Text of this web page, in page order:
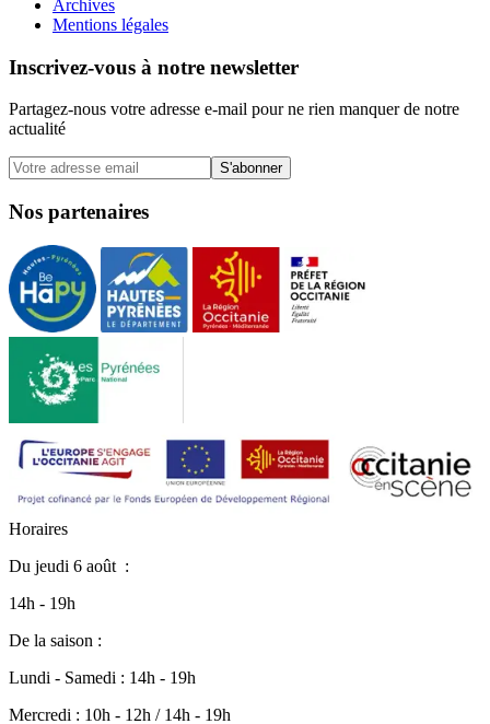
Archives
Mentions légales
Inscrivez-vous à notre newsletter
Partagez-nous votre adresse e-mail pour ne rien manquer de notre
actualité
S'abonner
Nos partenaires
Horaires
Du jeudi 6 août :
14h - 19h
De la saison :
Lundi - Samedi : 14h - 19h
Mercredi : 10h - 12h / 14h - 19h